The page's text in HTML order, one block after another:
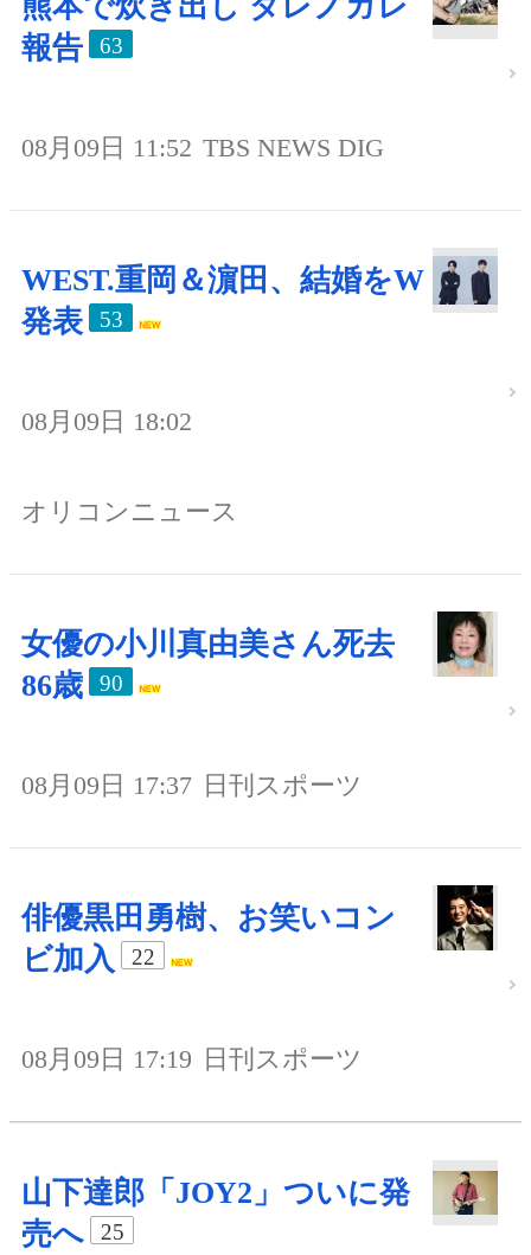
報告
63
08月09日 11:52 TBS NEWS DIG
WEST.重岡＆濵田、結婚をW
発表
53
08月09日 18:02
オリコンニュース
女優の小川真由美さん死去
86歳
90
08月09日 17:37 日刊スポーツ
俳優黒田勇樹、お笑いコン
ビ加入
22
08月09日 17:19 日刊スポーツ
山下達郎「JOY2」ついに発
売へ
25